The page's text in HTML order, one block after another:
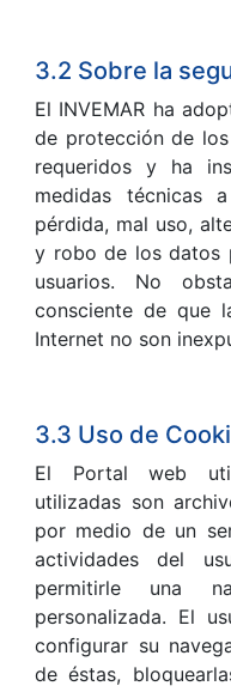
3.2 Sobre la
El INVEMAR ha
de protección de
requeridos y ha
medidas técnicas
pérdida, mal uso,
y robo de los datos
usuarios. No
consciente de que
Internet no son
3.3 Uso de
El Portal web
utilizadas son
por medio de un
actividades del
permitirle una
personalizada. El
configurar su
de éstas,